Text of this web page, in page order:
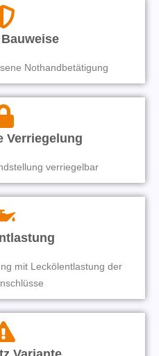
Nothandbetätigung
Verriegelung
verriegelbar
mit Leckölentlastung der